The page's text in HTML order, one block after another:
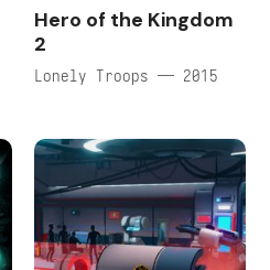
Hero of the Kingdom
2
Lonely Troops — 2015